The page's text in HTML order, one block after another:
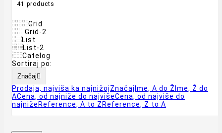
41 products
Grid
Grid-2
List
List-2
Catelog
Sortiraj po:
Značaj 
Prodaja, najviša ka najnižojZnačaj Ime, A do Ž Ime, Ž do
ACena, od najniže do najvišeCena, od najviše do
najniže Reference, A to Z Reference, Z to A